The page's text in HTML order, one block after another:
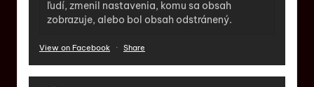
ľudí, zmenil nastavenia, komu sa obsah
zobrazuje, alebo bol obsah odstránený.
View on Facebook · Share